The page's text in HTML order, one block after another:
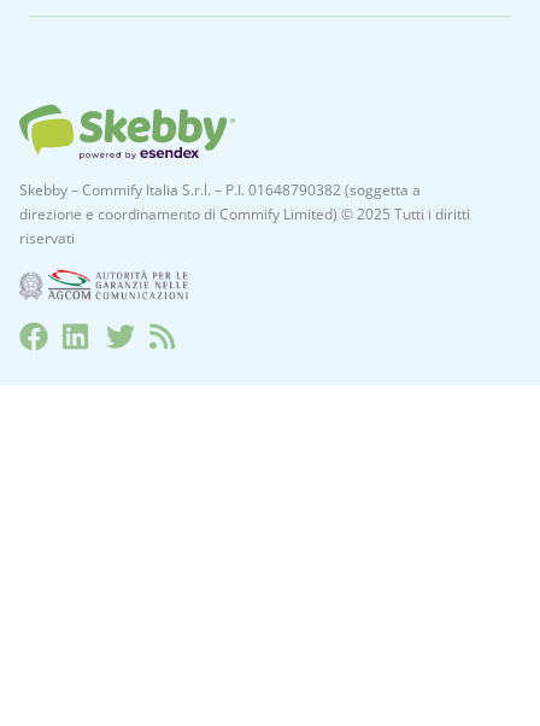
Skebby – Commify Italia S.r.l. – P.I. 01648790382 (soggetta a
direzione e coordinamento di Commify Limited) © 2025 Tutti i diritti
riservati